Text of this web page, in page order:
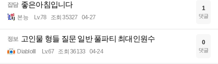
잡담 좋은아침입니다
본능 Lv.78 조회 35327 04-27
1
댓글
정보 고인물 형들 질문 일반 풀파티 최대인원수
Diablolll Lv.67 조회 36133 04-24
0
댓글